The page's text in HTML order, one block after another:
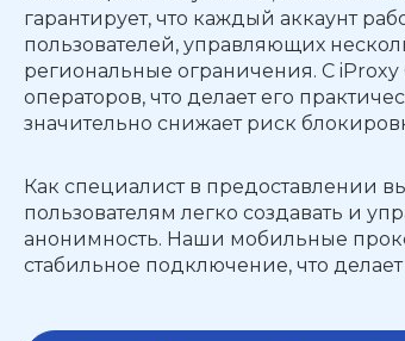
гарантирует, что каждый аккаунт
пользователей, управляющих
региональные ограничения. С
операторов, что делает его
значительно снижает риск
Как специалист в предоставлении
пользователям легко создавать и
анонимность. Наши мобильные
стабильное подключение, что